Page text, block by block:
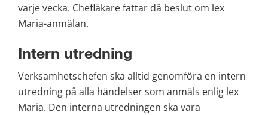
varje vecka. Chefläkare fattar då beslut om lex
Maria-anmälan.
Intern utredning
Verksamhetschefen ska alltid genomföra en intern
utredning på alla händelser som anmäls enlig lex
Maria. Den interna utredningen ska vara